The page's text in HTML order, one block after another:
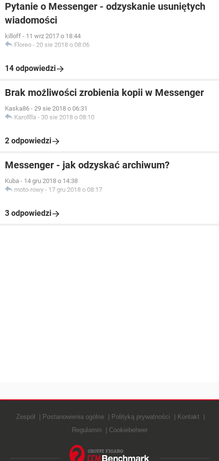
Pytanie o Messenger - odzyskanie usuniętych
wiadomości
killoff - 11 wrz 2017 o 18:44
Floreo - 20 sie 2018 o 08:06
14 odpowiedzi
Brak możliwości zrobienia kopii w Messenger
Kaska86 - 29 sie 2018 o 06:31
Karolllla - 30 sie 2018 o 08:10
2 odpowiedzi
Messenger - jak odzyskać archiwum?
Kuba - 14 gru 2018 o 14:38
moto-rowy - 17 gru 2018 o 08:17
3 odpowiedzi
Zespół Postanowienia ogólne Polityką prywatności
Kontakt
Regulamin
Cookiebeheer